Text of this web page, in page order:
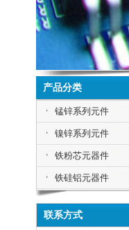
产品分类
锰锌系列元件
镍锌系列元件
铁粉芯元器件
铁硅铝元器件
联系方式